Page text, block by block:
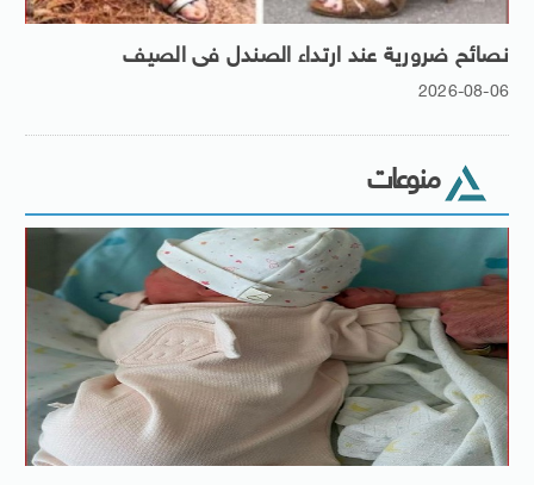
نصائح ضرورية عند ارتداء الصندل فى الصيف
2026-08-06
منوعات